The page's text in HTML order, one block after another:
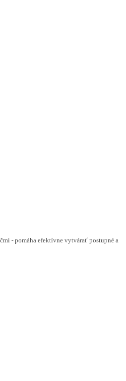
- pomáha efektívne vytvárať postupné a